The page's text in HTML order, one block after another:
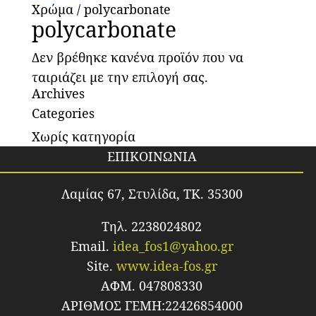
Χρώμα / polycarbonate
polycarbonate
Δεν βρέθηκε κανένα προϊόν που να
ταιριάζει με την επιλογή σας.
Archives
Categories
Χωρίς κατηγορία
ΕΠΙΚΟΙΝΩΝΙΑ
Λαμίας 67, Στυλίδα, TK. 35300
Τηλ. 2238024802
Email. idea_fos1@yahoo.gr
Site. www.idea-fos.gr
ΑΦΜ. 047808330
ΑΡΙΘΜΟΣ ΓΕΜΗ:22426854000